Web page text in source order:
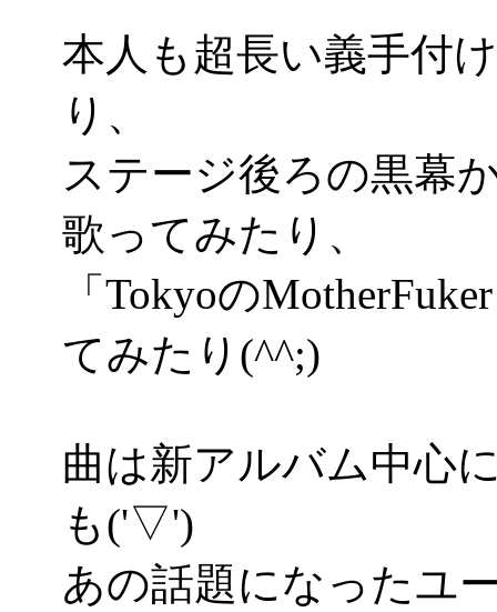
本人も超長い義手付
り、
ステージ後ろの黒幕
歌ってみたり、
「Tokyoの
てみたり(^^;)
曲は新アルバム中心
も('▽')
あの話題になったユ